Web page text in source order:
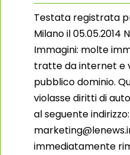
Testata registrata
Milano il 05.05.2014
Immagini: molte
tratte da internet e
pubblico dominio.
violasse diritti di
al seguente indirizzo:
immediatamente